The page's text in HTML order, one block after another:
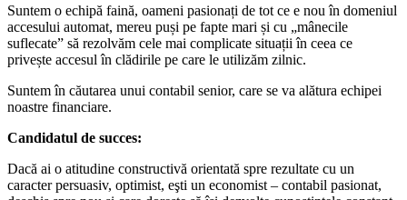
Suntem o echipă faină, oameni pasionați de tot ce e nou în domeniul
accesului automat, mereu puși pe fapte mari și cu „mânecile
suflecate” să rezolvăm cele mai complicate situații în ceea ce
privește accesul în clădirile pe care le utilizăm zilnic.
Suntem în căutarea unui contabil senior, care se va alătura echipei
noastre financiare.
Candidatul de succes:
Dacă ai o atitudine constructivă orientată spre rezultate cu un
caracter persuasiv, optimist, eşti un economist – contabil pasionat,